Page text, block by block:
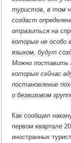
туристов, в том
создаст
отразиться на
которые не особо
языком, будут
Можно поставить
которые сейчас
постановление
о безвизовом
Как сообщил
первом квартале
иностранных